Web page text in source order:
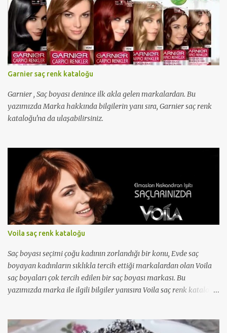
Garnier saç renk kataloğu
Garnier , Saç boyası denince ilk akla gelen markalardan. Bu
yazımızda Marka hakkında bilgilerin yanı sıra, Garnier saç renk
kataloğu'na da ulaşabilirsiniz.
Voila saç renk kataloğu
Saç boyası seçimi çoğu kadının zorlandığı bir konu, Evde saç
boyayan kadınların sıklıkla tercih ettiği markalardan olan Voila
saç boyaları çok tercih edilen bir saç boyası markası. Bu
yazımızda marka ile ilgili bilgiler yanısıra Voila saç renk kataloğu